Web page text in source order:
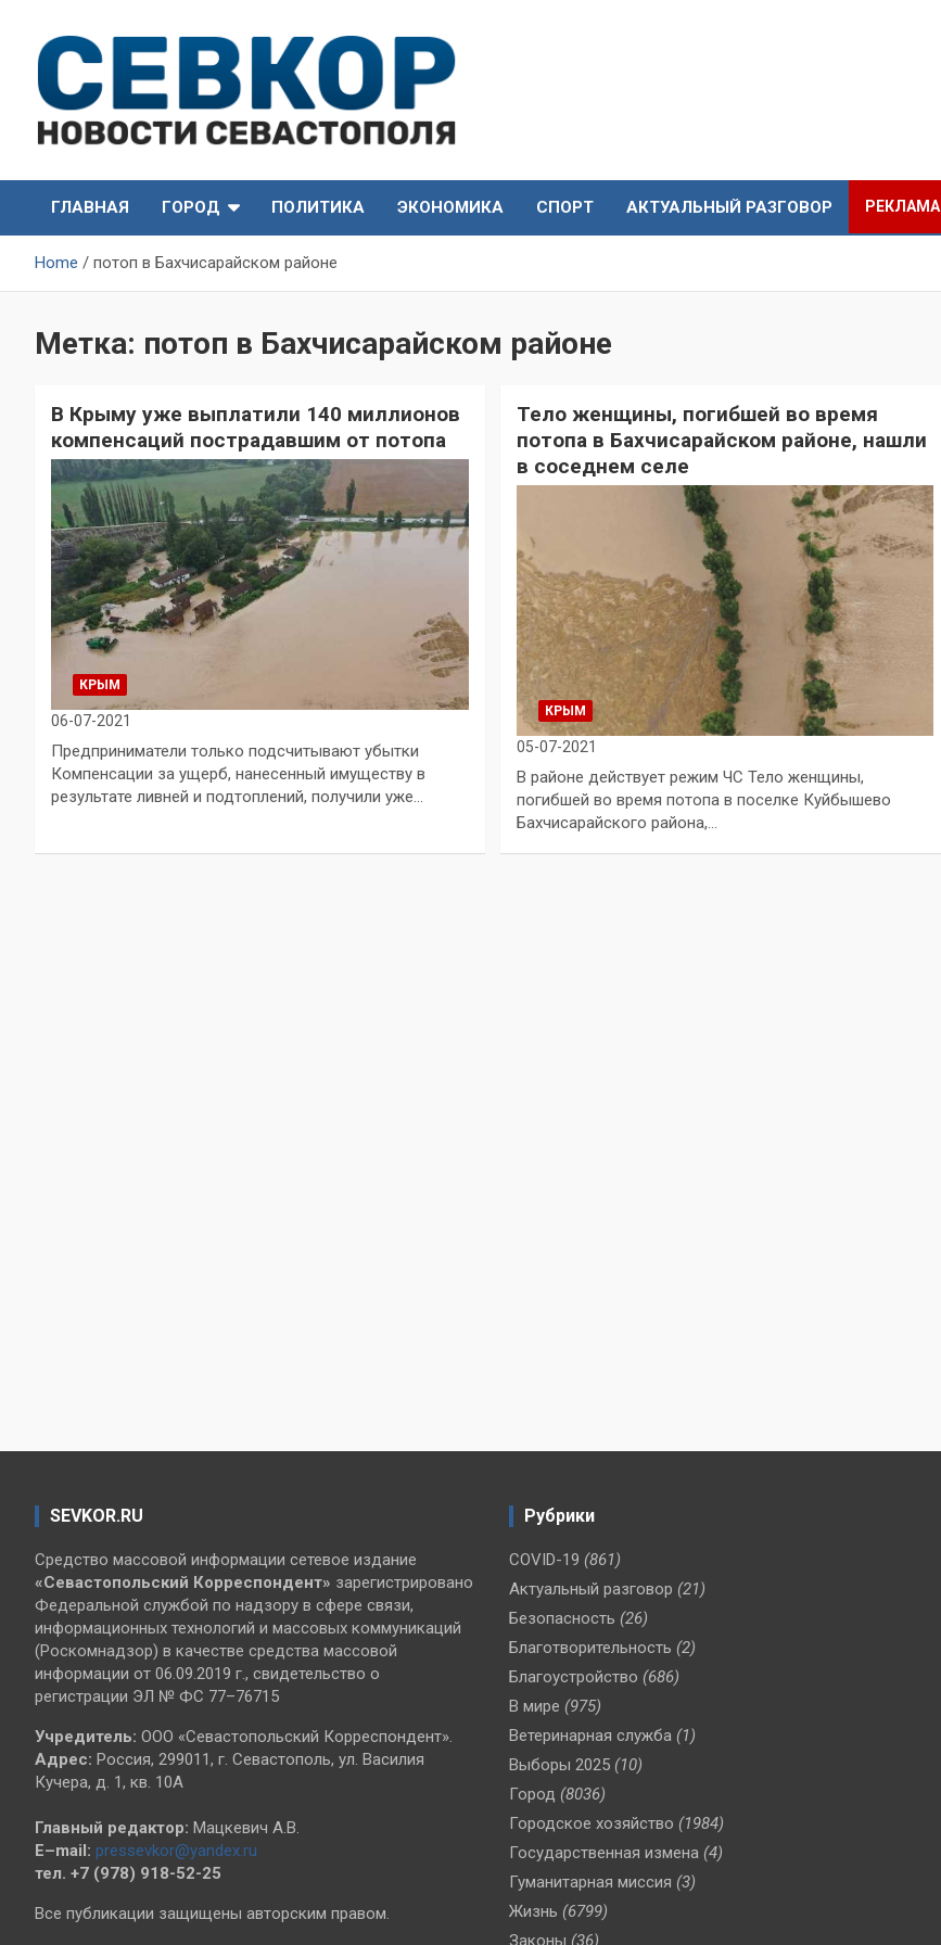
content
СевКор — Новости
Севастополя
Севастополя
ГЛАВНАЯ
ГОРОД ПОЛИТИКА ЭКОНОМИКА СПОРТ АКТУАЛЬНЫЙ РАЗГОВОР РЕКЛАМА
Home потоп в Бахчисарайском районе
Метка: потоп в Бахчисарайском районе
В Крыму уже выплатили 140 миллионов
компенсаций пострадавшим от потопа
КРЫМ
06-07-2021
Предприниматели только подсчитывают убытки
Компенсации за ущерб, нанесенный имуществу в
результате ливней и подтоплений, получили уже…
Тело женщины, погибшей во время
потопа в Бахчисарайском районе, нашли
в соседнем селе
КРЫМ
05-07-2021
В районе действует режим ЧС Тело женщины,
погибшей во время потопа в поселке Куйбышево
Бахчисарайского района,…
SEVKOR.RU
Средство массовой информации сетевое издание
«Севастопольский Корреспондент» зарегистрировано
Федеральной службой по надзору в сфере связи,
информационных технологий и массовых коммуникаций
(Роскомнадзор) в качестве средства массовой
информации от 06.09.2019 г., свидетельство о
регистрации ЭЛ № ФС 77–76715
Учредитель: ООО «Севастопольский Корреспондент».
Адрес: Россия, 299011, г. Севастополь, ул. Василия
Кучера, д. 1, кв. 10А
Главный редактор: Мацкевич А.В.
E–mail: pressevkor@yandex.ru
тел. +7 (978) 918-52-25
Все публикации защищены авторским правом.
Рубрики
COVID-19 (861)
Актуальный разговор (21)
Безопасность (26)
Благотворительность (2)
Благоустройство (686)
В мире (975)
Ветеринарная служба (1)
Выборы 2025 (10)
Город (8036)
Городское хозяйство (1984)
Государственная измена (4)
Гуманитарная миссия (3)
Жизнь (6799)
Законы (36)